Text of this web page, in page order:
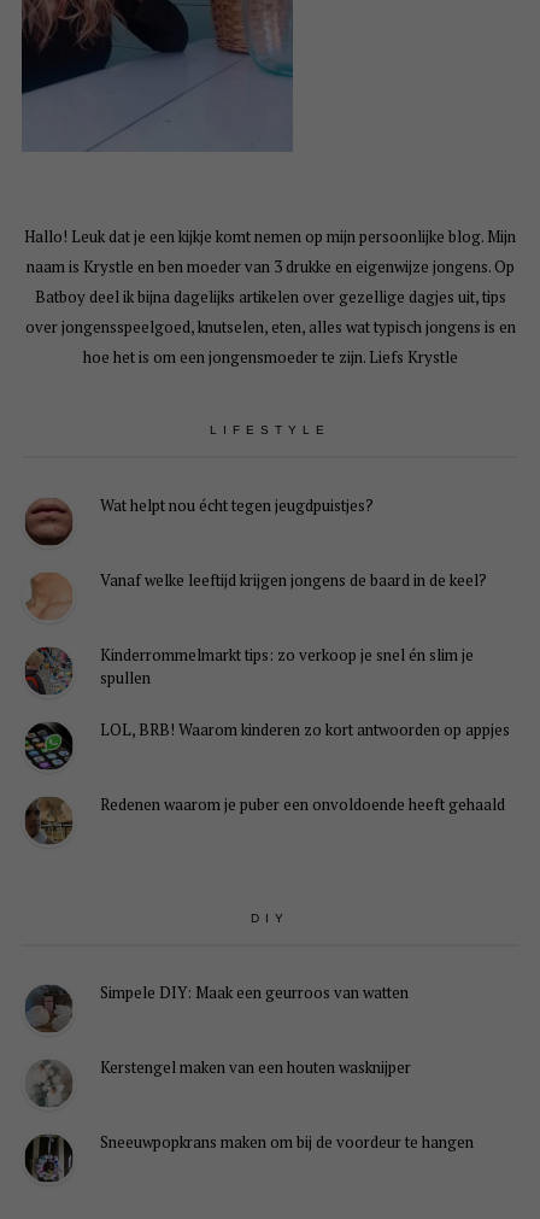
Hallo! Leuk dat je een kijkje komt nemen op mijn persoonlijke blog. Mijn
naam is Krystle en ben moeder van 3 drukke en eigenwijze jongens. Op
Batboy deel ik bijna dagelijks artikelen over gezellige dagjes uit, tips
over jongensspeelgoed, knutselen, eten, alles wat typisch jongens is en
hoe het is om een jongensmoeder te zijn. Liefs Krystle
LIFESTYLE
Wat helpt nou écht tegen jeugdpuistjes?
Vanaf welke leeftijd krijgen jongens de baard in de keel?
Kinderrommelmarkt tips: zo verkoop je snel én slim je
spullen
LOL, BRB! Waarom kinderen zo kort antwoorden op appjes
Redenen waarom je puber een onvoldoende heeft gehaald
DIY
Simpele DIY: Maak een geurroos van watten
Kerstengel maken van een houten wasknijper
Sneeuwpopkrans maken om bij de voordeur te hangen